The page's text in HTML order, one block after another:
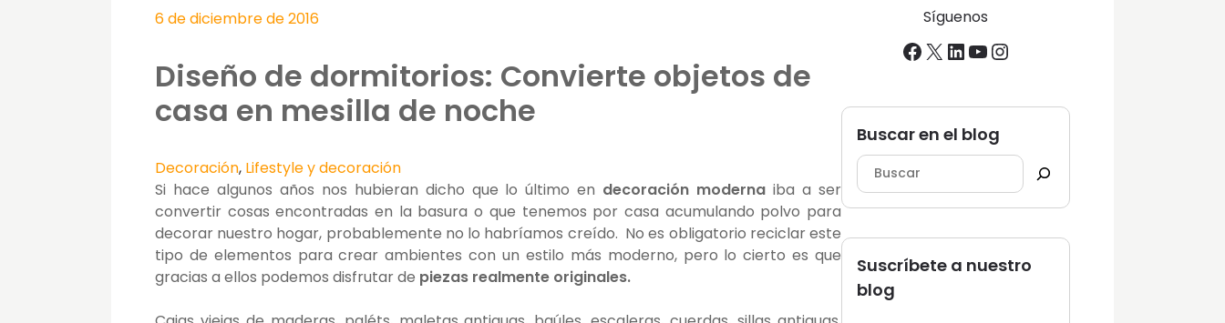
6 de diciembre de 2016
Diseño de dormitorios: Convierte objetos de
casa en mesilla de noche
Decoración, Lifestyle y decoración
Si hace algunos años nos hubieran dicho que lo último en decoración moderna iba a ser
convertir cosas encontradas en la basura o que tenemos por casa acumulando polvo para
decorar nuestro hogar, probablemente no lo habríamos creído. No es obligatorio reciclar este
tipo de elementos para crear ambientes con un estilo más moderno, pero lo cierto es que
gracias a ellos podemos disfrutar de piezas realmente originales.
Síguenos
Facebook
X LinkedIn
YouTube
Instagram
Buscar en el blog
Suscríbete a nuestro
blog